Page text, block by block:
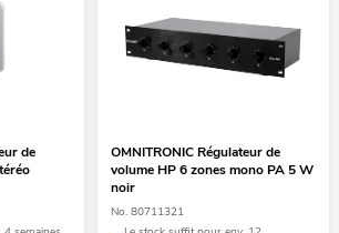
de
OMNITRONIC Régulateur de
volume HP 6 zones mono PA 5 W
noir
No. 80711321